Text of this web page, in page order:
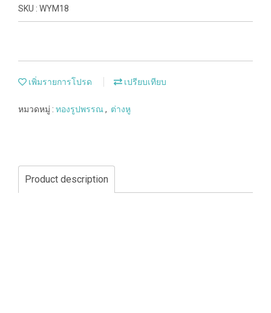
SKU : WYM18
เพิ่มรายการโปรด เปรียบเทียบ
หมวดหมู่ : ทองรูปพรรณ, ต่างหู
Product description